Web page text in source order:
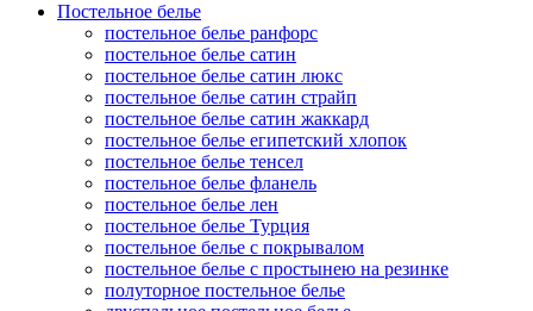
Постельное белье
постельное белье ранфорс
постельное белье сатин
постельное белье сатин люкс
постельное белье сатин страйп
постельное белье сатин жаккард
постельное белье египетский хлопок
постельное белье тенсел
постельное белье фланель
постельное белье лен
постельное белье Турция
постельное белье с покрывалом
постельное белье с простынею на резинке
полуторное постельное белье